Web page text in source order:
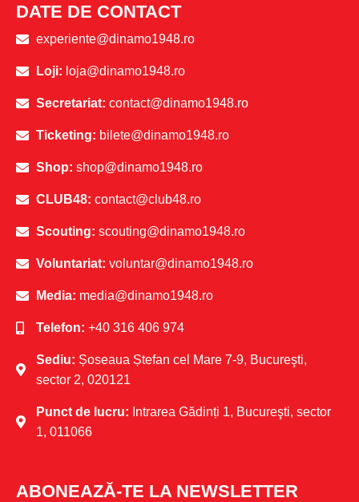
DATE DE CONTACT
experiente@dinamo1948.ro
Loji: loja@dinamo1948.ro
Secretariat: contact@dinamo1948.ro
Ticketing: bilete@dinamo1948.ro
Shop: shop@dinamo1948.ro
CLUB48: contact@club48.ro
Scouting: scouting@dinamo1948.ro
Voluntariat: voluntar@dinamo1948.ro
Media: media@dinamo1948.ro
Telefon: +40 316 406 974
Sediu: Șoseaua Ștefan cel Mare 7-9, Bucureşti,
sector 2, 020121
Punct de lucru: Intrarea Gădinți 1, Bucureşti, sector
1, 011066
ABONEAZĂ-TE LA NEWSLETTER